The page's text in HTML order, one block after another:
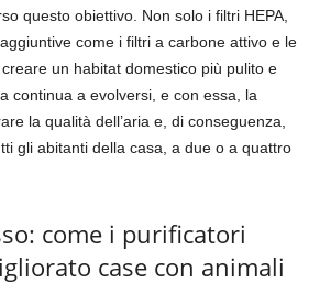
questo obiettivo. Non solo i filtri HEPA,
come i filtri a carbone attivo e le
un habitat domestico più pulito e
continua a evolversi, e con essa, la
la qualità dell’aria e, di conseguenza,
gli abitanti della casa, a due o a quattro
come i purificatori
case con animali